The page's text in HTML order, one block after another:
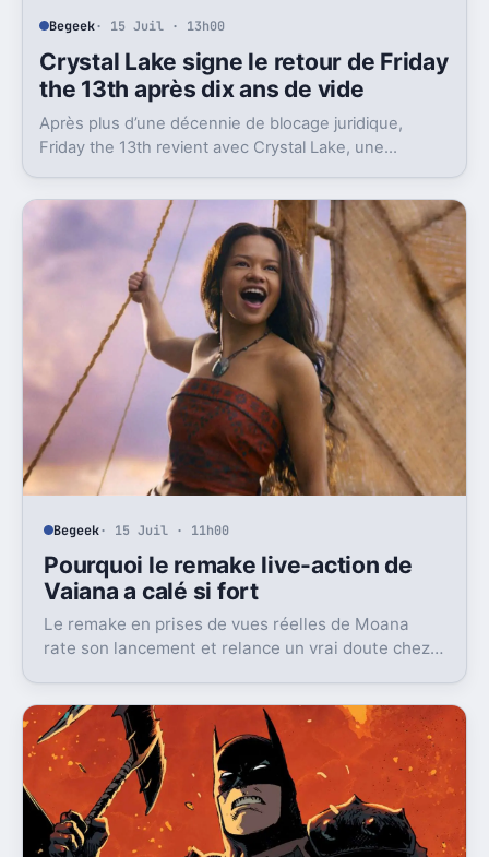
Begeek· 15 Juil · 13h00
Crystal Lake signe le retour de Friday
the 13th après dix ans de vide
Après plus d’une décennie de blocage juridique,
Friday the 13th revient avec Crystal Lake, une
décor.
Begeek· 15 Juil · 11h00
Pourquoi le remake live-action de
Vaiana a calé si fort
Le remake en prises de vues réelles de Moana
rate son lancement et relance un vrai doute chez